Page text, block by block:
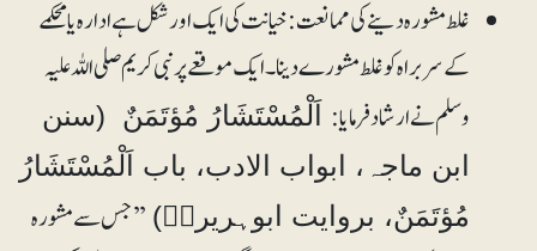
غلط مشورہ دینے کی ممانعت: خیانت کی ایک اور شکل ہے ادارہ یا محکمے
کے سربراہ کو غلط مشورے دینا۔ ایک موقعے پرنبی کریم صلی اللہ علیہ
وسلم نے ارشاد فرمایا:اَلْمُسْتَشَارُ مُؤتَمَنٌ (سنن
ابن ماجہ، ابواب الادب، باب اَلْمُسْتَشَارُ
مُؤتَمَنٌ، بروایت ابوہریرہؓ) ’’جس سے مشورہ